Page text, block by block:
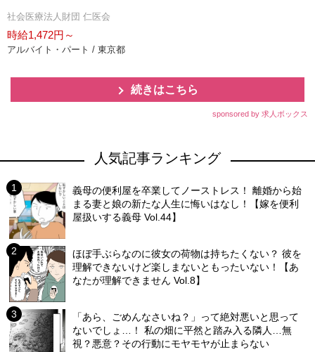
社会医療法人財団 仁医会
時給1,472円～
アルバイト・パート / 東京都
続きはこちら
sponsored by 求人ボックス
人気記事ランキング
義母の便利屋を卒業してノーストレス！ 離婚から始
まる妻と娘の新たな人生に悔いはなし！【嫁を便利
屋扱いする義母 Vol.44】
ほぼ手ぶらなのに彼女の荷物は持ちたくない？ 彼を
理解できないけど楽しまないともったいない！【あ
なたが理解できません Vol.8】
「あら、ごめんなさいね？」って絶対悪いと思って
ないでしょ…！ 私の畑に平然と踏み入る隣人…無
視？悪意？その行動にモヤモヤが止まらない